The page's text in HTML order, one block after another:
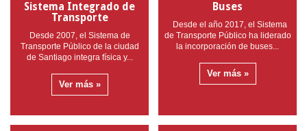
Sistema Integrado de
Transporte
Desde 2007, el Sistema de
Transporte Público de la ciudad
de Santiago integra física y...
Ver más »
Buses
Desde el año 2017, el Sistema
de Transporte Público ha liderado
la incorporación de buses...
Ver más »